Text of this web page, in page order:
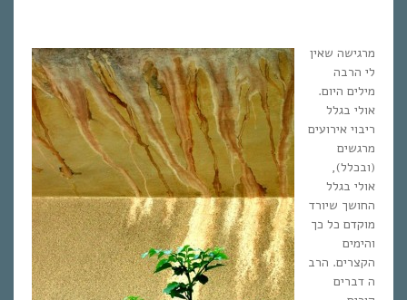
מרגישה שאין
לי הרבה
מילים היום.
אולי בגלל
ריבוי אירועים
מרגשים
(ובכלל),
אולי בגלל
החושך שיורד
מוקדם כל כך
והימים
הקצרים. הרב
ה דברים